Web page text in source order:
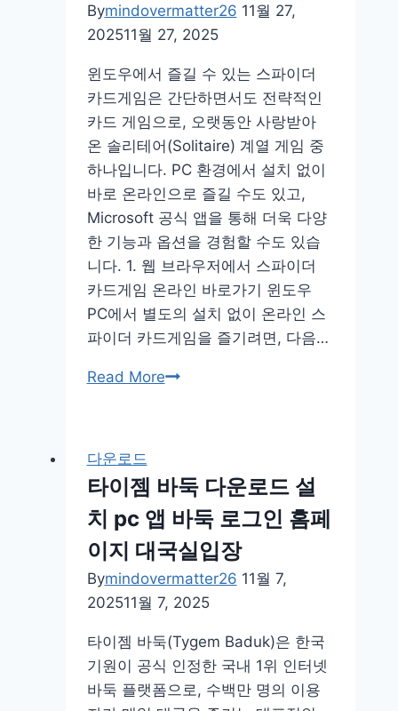
그
래
프
Bymindovermatter26 11월 27,
202511월 27, 2025
윈도우에서 즐길 수 있는 스파이더
카드게임은 간단하면서도 전략적인
카드 게임으로, 오랫동안 사랑받아
온 솔리테어(Solitaire) 계열 게임 중
하나입니다. PC 환경에서 설치 없이
바로 온라인으로 즐길 수도 있고,
Microsoft 공식 앱을 통해 더욱 다양
한 기능과 옵션을 경험할 수도 있습
니다. 1. 웹 브라우저에서 스파이더
카드게임 온라인 바로가기 윈도우
PC에서 별도의 설치 없이 온라인 스
파이더 카드게임을 즐기려면, 다음…
Read More윈
이
더
카
드
게
임
다
운
로
다운로드
타이젬 바둑 다운로드 설
치 pc 앱 바둑 로그인 홈페
이지 대국실입장
Bymindovermatter26 11월 7,
202511월 7, 2025
타이젬 바둑(Tygem Baduk)은 한국
기원이 공식 인정한 국내 1위 인터넷
바둑 플랫폼으로, 수백만 명의 이용